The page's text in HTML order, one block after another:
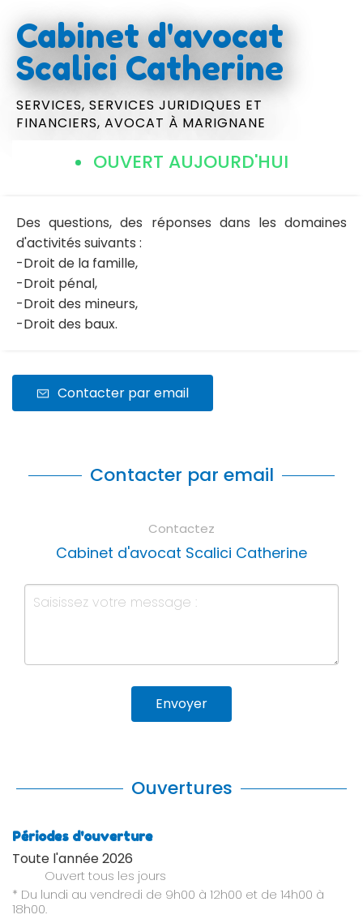
Cabinet d'avocat
Scalici Catherine
SERVICES, SERVICES JURIDIQUES ET
FINANCIERS, AVOCAT À MARIGNANE
OUVERT AUJOURD'HUI
Des questions, des réponses dans les domaines
d'activités suivants :
-Droit de la famille,
-Droit pénal,
-Droit des mineurs,
-Droit des baux.
Contacter par email
Contacter par email
Contactez
Cabinet d'avocat Scalici Catherine
Envoyer
Ouvertures
Périodes d'ouverture
Toute l'année 2026
Ouvert tous les jours
* Du lundi au vendredi de 9h00 à 12h00 et de 14h00 à
18h00.